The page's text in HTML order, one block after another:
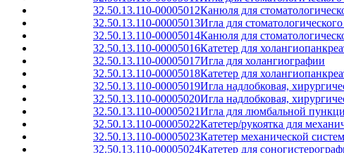
32.50.13.110-00005012Канюля для
32.50.13.110-00005013Игла для
32.50.13.110-00005014Канюля для
32.50.13.110-00005016Катетер для
32.50.13.110-00005017Игла для холангиографии
32.50.13.110-00005018Катетер для
32.50.13.110-00005019Игла надлобковая,
32.50.13.110-00005020Игла надлобковая,
32.50.13.110-00005021Игла для люмбальной
32.50.13.110-00005022Катетер/рукоятка для
32.50.13.110-00005023Катетер механической
32.50.13.110-00005024Катетер для